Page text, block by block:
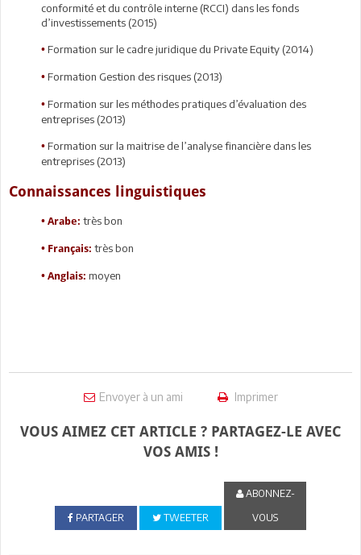
conformité et du contrôle interne (RCCI) dans les fonds
d’investissements (2015)
• Formation sur le cadre juridique du Private Equity (2014)
• Formation Gestion des risques (2013)
• Formation sur les méthodes pratiques d’évaluation des
entreprises (2013)
• Formation sur la maitrise de l’analyse financière dans les
entreprises (2013)
Connaissances linguistiques
• Arabe: très bon
• Français: très bon
• Anglais: moyen
Envoyer à un ami Imprimer
VOUS AIMEZ CET ARTICLE ? PARTAGEZ-LE AVEC
VOS AMIS !
PARTAGER TWEETER
ABONNEZ-
VOUS